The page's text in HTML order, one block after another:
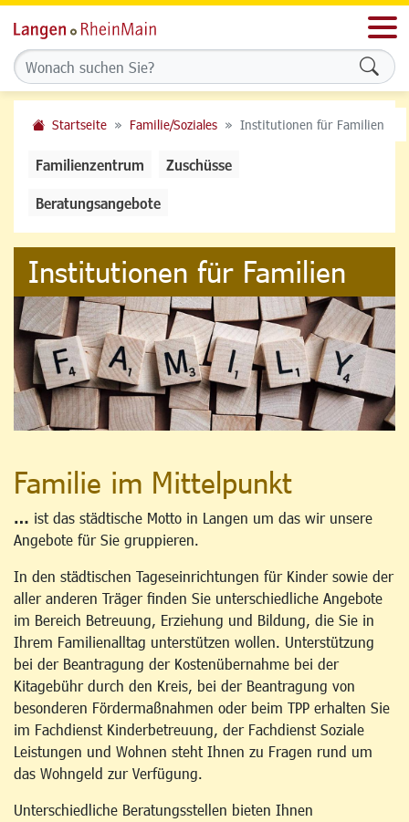
Startseite Familie/Soziales Institutionen für Familien
Familienzentrum Zuschüsse
Beratungsangebote
Institutionen für Familien
Familie im Mittelpunkt
… ist das städtische Motto in Langen um das wir unsere
Angebote für Sie gruppieren.
In den städtischen Tageseinrichtungen für Kinder sowie der
aller anderen Träger finden Sie unterschiedliche Angebote
im Bereich Betreuung, Erziehung und Bildung, die Sie in
Ihrem Familienalltag unterstützen wollen. Unterstützung
bei der Beantragung der Kostenübernahme bei der
Kitagebühr durch den Kreis, bei der Beantragung von
besonderen Fördermaßnahmen oder beim TPP erhalten Sie
im Fachdienst Kinderbetreuung, der Fachdienst Soziale
Leistungen und Wohnen steht Ihnen zu Fragen rund um
das Wohngeld zur Verfügung.
Unterschiedliche Beratungsstellen bieten Ihnen